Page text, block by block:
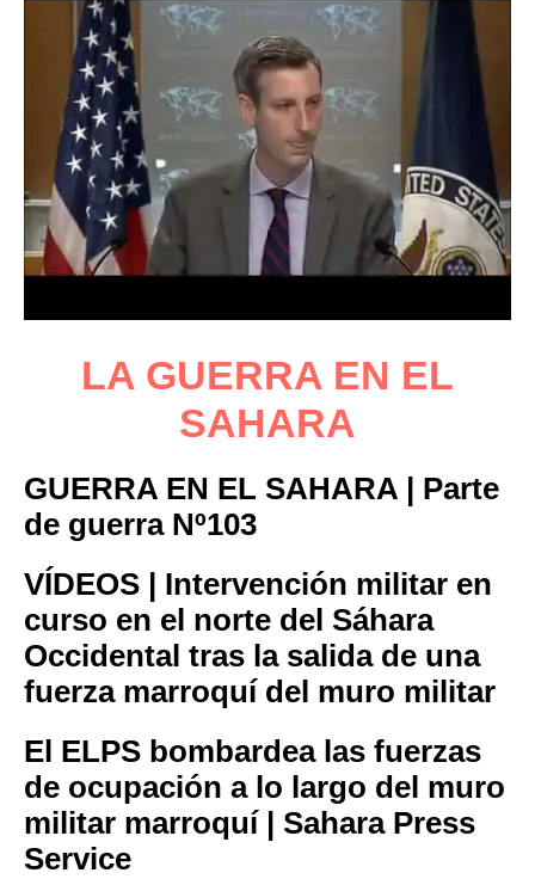
LA GUERRA EN EL
SAHARA
GUERRA EN EL SAHARA | Parte
de guerra Nº103
VÍDEOS | Intervención militar en
curso en el norte del Sáhara
Occidental tras la salida de una
fuerza marroquí del muro militar
El ELPS bombardea las fuerzas
de ocupación a lo largo del muro
militar marroquí | Sahara Press
Service